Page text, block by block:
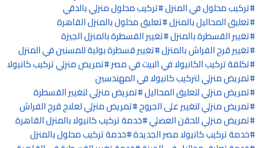
تركيب محلول في المنزل تركيب محلول منزلي بالدقي
تعليق المحاليل بالمنزل تعليق محلول بالمنزل القاهرة
تغيير القسطرة بالمنزل تغيير القسطرة بالمنزل الجيزة
تغيير قرح الفراش بالمنزل تغيير قسطرة بولية للمسنين في المنزل
تكلفة تركيب الكانيولا في البيت في مصر تمريض منزلي تركيب كانيولا
تمريض منزلي لتركيب كانيولا في المهندسين
تمريض منزلي لتعليق المحاليل تمريض منزلي لتغيير القسطرة
تمريض منزلي لتغيير على الجروح تمريض منزلي لعلاج قرح الفراش
تمريض منزلي للحقن العضلي خدمة تركيب كانيولا بالمنزل القاهرة
خدمة تركيب كانيولا مصر الجديدة خدمة تركيب محلول بالمنزل